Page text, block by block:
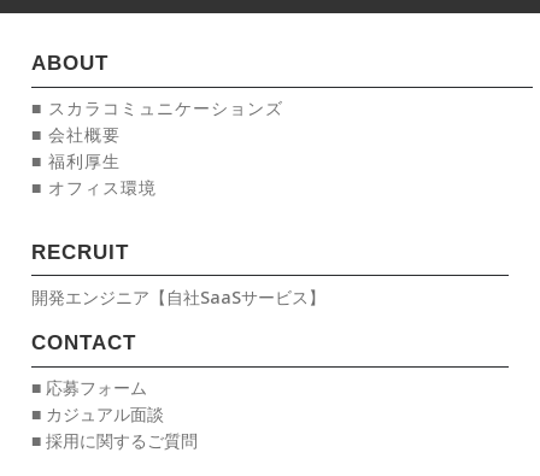
ABOUT
■ スカラコミュニケーションズ
■ 会社概要
■ 福利厚生
■ オフィス環境
RECRUIT
開発エンジニア【自社SaaSサービス】
CONTACT
■ 応募フォーム
■ カジュアル面談
■ 採用に関するご質問